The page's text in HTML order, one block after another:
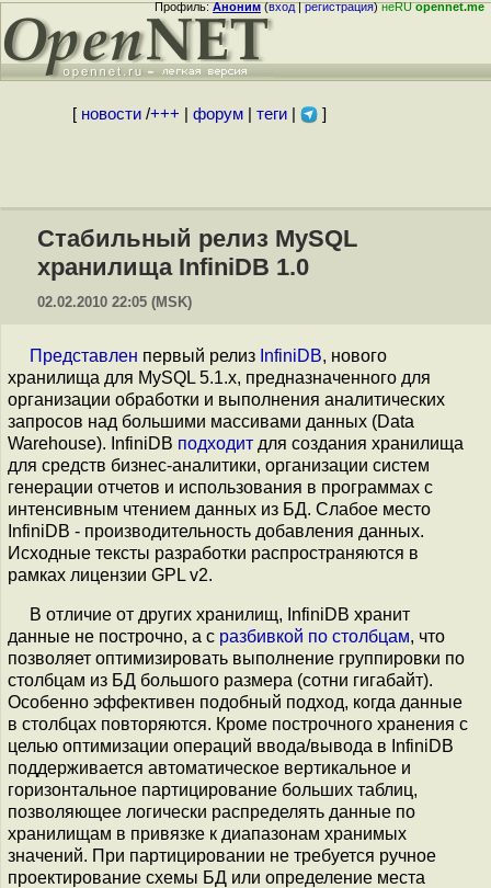
Профиль:Аноним(вход|регистрация)неRUopennet.me
[ новости/+++ форум| теги| ]
Стабильный релиз MySQL
хранилища InfiniDB 1.0
02.02.2010 22:05 (MSK)
Представлен первый релиз InfiniDB, нового
хранилища для MySQL 5.1.x, предназначенного для
организации обработки и выполнения аналитических
запросов над большими массивами данных (Data
Warehouse). InfiniDB подходит для создания хранилища
для средств бизнес-аналитики, организации систем
генерации отчетов и использования в программах с
интенсивным чтением данных из БД. Слабое место
InfiniDB - производительность добавления данных.
Исходные тексты разработки распространяются в
рамках лицензии GPL v2.
В отличие от других хранилищ, InfiniDB хранит
данные не построчно, а с разбивкой по столбцам, что
позволяет оптимизировать выполнение группировки по
столбцам из БД большого размера (сотни гигабайт).
Особенно эффективен подобный подход, когда данные
в столбцах повторяются. Кроме построчного хранения с
целью оптимизации операций ввода/вывода в InfiniDB
поддерживается автоматическое вертикальное и
горизонтальное партицирование больших таблиц,
позволяющее логически распределять данные по
хранилищам в привязке к диапазонам хранимых
значений. При партицировании не требуется ручное
проектирование схемы БД или определение места